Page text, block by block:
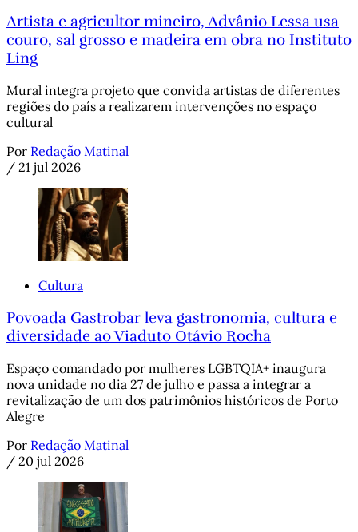
Artista e agricultor mineiro, Advânio Lessa usa
couro, sal grosso e madeira em obra no Instituto
Ling
Mural integra projeto que convida artistas de diferentes
regiões do país a realizarem intervenções no espaço
cultural
Por Redação Matinal
/ 21 jul 2026
Cultura
Povoada Gastrobar leva gastronomia, cultura e
diversidade ao Viaduto Otávio Rocha
Espaço comandado por mulheres LGBTQIA+ inaugura
nova unidade no dia 27 de julho e passa a integrar a
revitalização de um dos patrimônios históricos de Porto
Alegre
Por Redação Matinal
/ 20 jul 2026